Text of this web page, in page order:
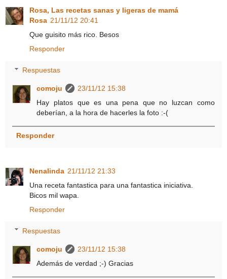
Rosa, Las recetas sanas y ligeras de mamá
Rosa 21/11/12 20:41
Que guisito más rico. Besos
Responder
Respuestas
comoju
23/11/12 15:38
Hay platos que es una pena que no luzcan como
deberían, a la hora de hacerles la foto :-(
Responder
Nenalinda 21/11/12 21:33
Una receta fantastica para una fantastica iniciativa.
Bicos mil wapa.
Responder
Respuestas
comoju
23/11/12 15:38
Además de verdad ;-) Gracias